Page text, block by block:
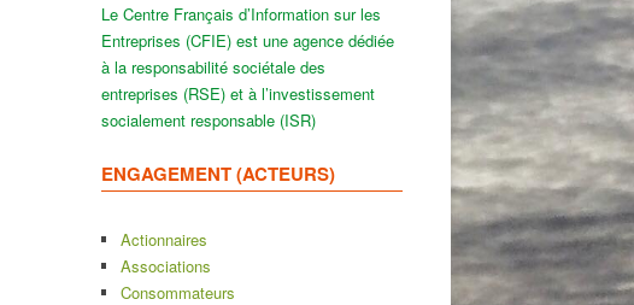
Le Centre Français d’Information sur les
Entreprises (CFIE) est une agence dédiée
à la responsabilité sociétale des
entreprises (RSE) et à l’investissement
socialement responsable (ISR)
ENGAGEMENT (ACTEURS)
Actionnaires
Associations
Consommateurs